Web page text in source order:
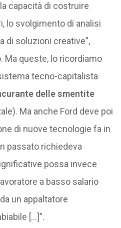
capacità di costruire
lo svolgimento di analisi
di soluzioni creative”,
Ma queste, lo ricordiamo
tecno-capitalista
delle smentite
Ma anche Ford deve poi
di nuove tecnologie fa in
passato richiedeva
possa invece
a basso salario
un appaltatore
[…]”.